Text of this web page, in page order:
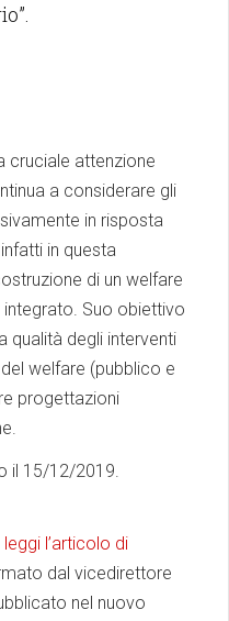
cruciale attenzione
a considerare gli
in risposta
in questa
di un welfare
Suo obiettivo
qualità degli interventi
welfare (pubblico e
progettazioni
il 15/12/2019.
leggi l’articolo di
dal vicedirettore
nel nuovo